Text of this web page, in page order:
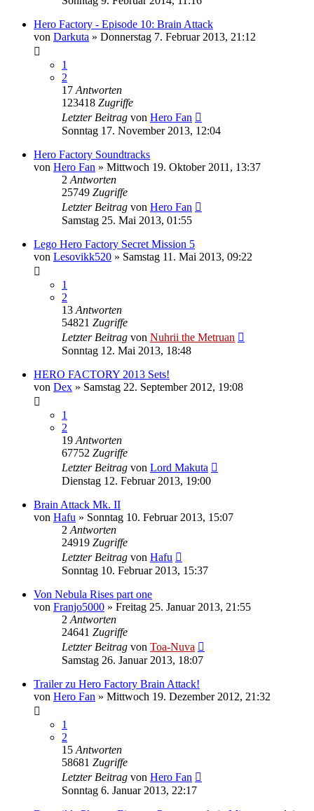
Hero Factory - Episode 10: Brain Attack
von Darkuta » Donnerstag 7. Februar 2013, 21:12
1
2
17 Antworten
123418 Zugriffe
Letzter Beitrag von Hero Fan
Sonntag 17. November 2013, 12:04
Hero Factory Soundtracks
von Hero Fan » Mittwoch 19. Oktober 2011, 13:37
2 Antworten
25749 Zugriffe
Letzter Beitrag von Hero Fan
Samstag 25. Mai 2013, 01:55
Lego Hero Factory Secret Mission 5
von Lesovikk520 » Samstag 11. Mai 2013, 09:22
1
2
13 Antworten
54821 Zugriffe
Letzter Beitrag von Nuhrii the Metruan
Sonntag 12. Mai 2013, 18:48
HERO FACTORY 2013 Sets!
von Dex » Samstag 22. September 2012, 19:08
1
2
19 Antworten
67752 Zugriffe
Letzter Beitrag von Lord Makuta
Dienstag 12. Februar 2013, 19:00
Brain Attack Mk. II
von Hafu » Sonntag 10. Februar 2013, 15:07
2 Antworten
24919 Zugriffe
Letzter Beitrag von Hafu
Sonntag 10. Februar 2013, 15:37
Von Nebula Rises part one
von Franjo5000 » Freitag 25. Januar 2013, 21:55
2 Antworten
24641 Zugriffe
Letzter Beitrag von Toa-Nuva
Samstag 26. Januar 2013, 18:07
Trailer zu Hero Factory Brain Attack!
von Hero Fan » Mittwoch 19. Dezember 2012, 21:32
1
2
15 Antworten
58681 Zugriffe
Letzter Beitrag von Hero Fan
Sonntag 6. Januar 2013, 22:17